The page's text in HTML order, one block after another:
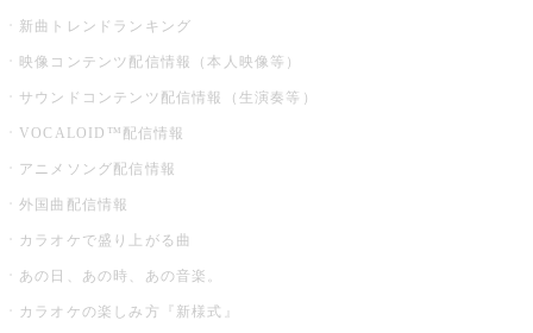
新曲トレンドランキング
映像コンテンツ配信情報（本人映像等）
サウンドコンテンツ配信情報（生演奏等）
VOCALOID™配信情報
アニメソング配信情報
外国曲配信情報
カラオケで盛り上がる曲
あの日、あの時、あの音楽。
カラオケの楽しみ方『新様式』